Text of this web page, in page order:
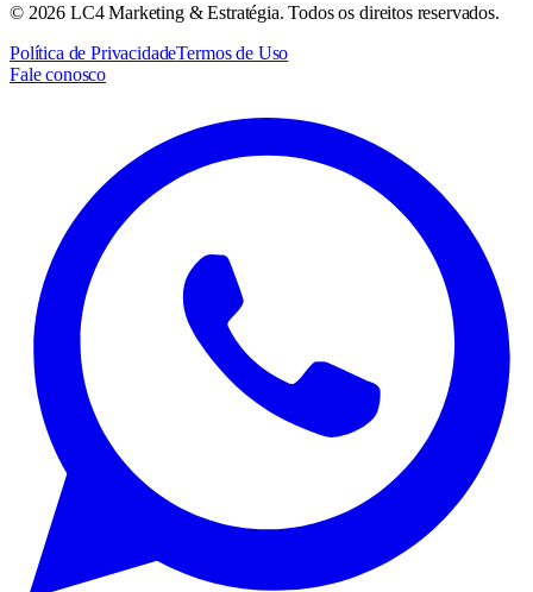
© 2026 LC4 Marketing & Estratégia. Todos os direitos reservados.
Política de PrivacidadeTermos de Uso
Fale conosco